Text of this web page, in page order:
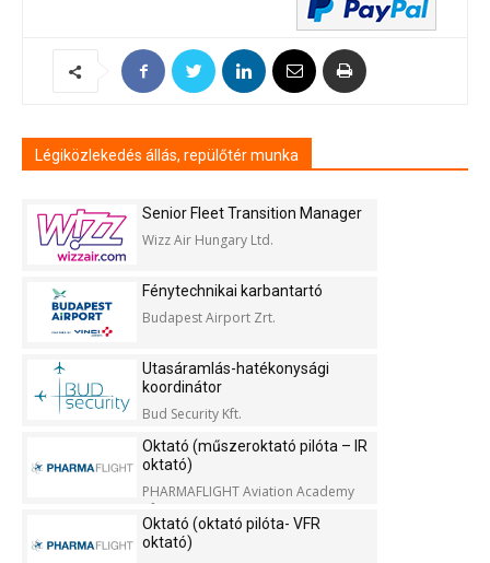
Légiközlekedés állás, repülőtér munka
Senior Fleet Transition Manager
Wizz Air Hungary Ltd.
Fénytechnikai karbantartó
Budapest Airport Zrt.
Utasáramlás-hatékonysági
koordinátor
Bud Security Kft.
Oktató (műszeroktató pilóta – IR
oktató)
PHARMAFLIGHT Aviation Academy
Kft.
Oktató (oktató pilóta- VFR
oktató)